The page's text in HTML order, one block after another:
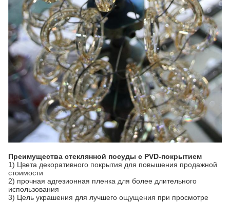
Преимущества стеклянной посуды с PVD-покрытием
1) Цвета декоративного покрытия для повышения продажной
стоимости
2) прочная адгезионная пленка для более длительного
использования
3) Цель украшения для лучшего ощущения при просмотре